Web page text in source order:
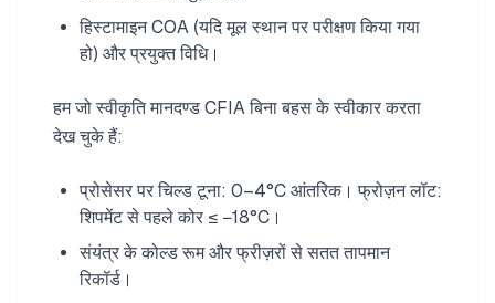
हिस्टामाइन COA (यदि मूल स्थान पर परीक्षण किया गया
हो) और प्रयुक्त विधि।
हम जो स्वीकृति मानदण्ड CFIA बिना बहस के स्वीकार करता
देख चुके हैं:
प्रोसेसर पर चिल्ड टूना: 0–4°C आंतरिक। फ्रोज़न लॉट:
शिपमेंट से पहले कोर ≤ −18°C।
संयंत्र के कोल्ड रूम और फ्रीज़रों से सतत तापमान
रिकॉर्ड।